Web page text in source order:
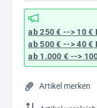
ab 250 € --> 10 €
ab 500 € --> 40 €
ab 1.000 € -->
Artikel merken